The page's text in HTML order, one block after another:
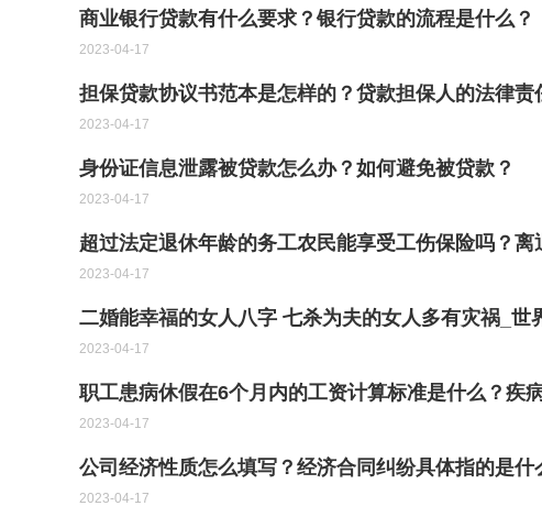
商业银行贷款有什么要求？银行贷款的流程是什么？
2023-04-17
担保贷款协议书范本是怎样的？贷款担保人的法律责
2023-04-17
身份证信息泄露被贷款怎么办？如何避免被贷款？
2023-04-17
超过法定退休年龄的务工农民能享受工伤保险吗？
2023-04-17
二婚能幸福的女人八字 七杀为夫的女人多有灾祸_世
2023-04-17
职工患病休假在6个月内的工资计算标准是什么？疾
2023-04-17
公司经济性质怎么填写？经济合同纠纷具体指的是什
2023-04-17